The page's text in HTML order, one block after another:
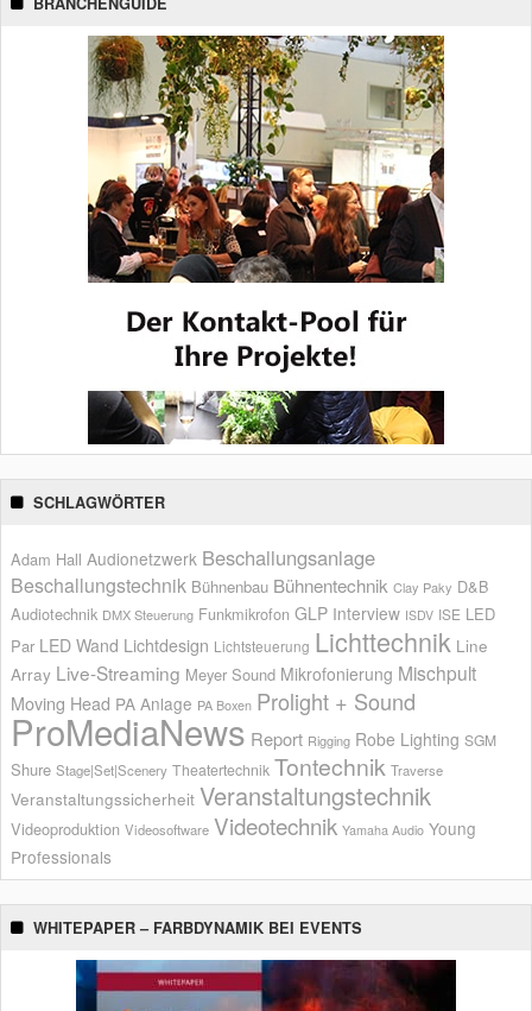
SCHLAGWÖRTER
Adam Hall Audionetzwerk Beschallungsanlage
Beschallungstechnik Bühnenbau Bühnentechnik Clay Paky D&B
Audiotechnik DMX Steuerung Funkmikrofon GLP Interview ISDV ISE LED
Par LED Wand Lichtdesign Lichtsteuerung Lichttechnik Line
Array Live-Streaming Meyer Sound Mikrofonierung Mischpult
Moving Head PA Anlage PA Boxen Prolight + Sound
ProMediaNews Report Rigging Robe Lighting SGM
Shure Stage|Set|Scenery Theatertechnik Tontechnik Traverse
Veranstaltungssicherheit Veranstaltungstechnik
Videoproduktion Videosoftware Videotechnik Yamaha Audio Young
Professionals
WHITEPAPER – FARBDYNAMIK BEI EVENTS